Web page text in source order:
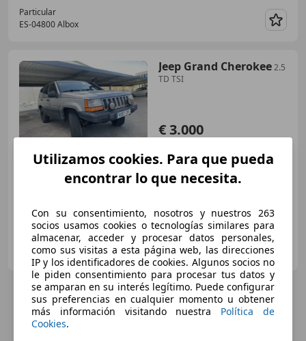
Particular
ES-04800 Albox
Jeep Grand Cherokee2.5
TD TSI
€ 3.000
274.000 km Diésel 85 kW (116 CV)
Particular
ES-30832 Murcia
Utilizamos cookies. Para que pueda
encontrar lo que necesita.
Con su consentimiento, nosotros y nuestros 263
socios usamos cookies o tecnologías similares para
almacenar, acceder y procesar datos personales,
como sus visitas a esta página web, las direcciones
IP y los identificadores de cookies. Algunos socios no
le piden consentimiento para procesar tus datos y
se amparan en su interés legítimo. Puede configurar
sus preferencias en cualquier momento u obtener
más información visitando nuestra Política de
Cookies.